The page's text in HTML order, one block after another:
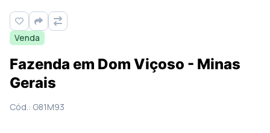
Venda
Fazenda em Dom Viçoso - Minas
Gerais
Cód.: G81M93